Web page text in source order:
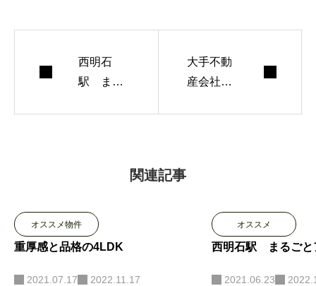
当社を訪れていた
だき、当社のお住
います。
西明石
駅 まる
大手不動
産会社と
関連記事
オススメ物件
重厚感と品格の4LDK
2021.07.17 2022.11.17
オススメ
西明石駅 まるごと
2021.06.23